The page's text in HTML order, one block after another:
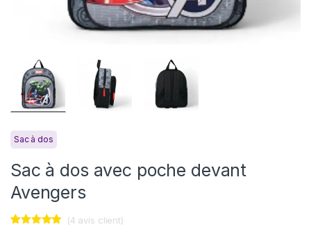
Sac à dos
Sac à dos avec poche devant
Avengers
(4 avis client)